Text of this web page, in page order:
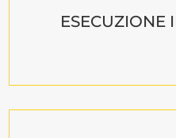
ESECUZIONE